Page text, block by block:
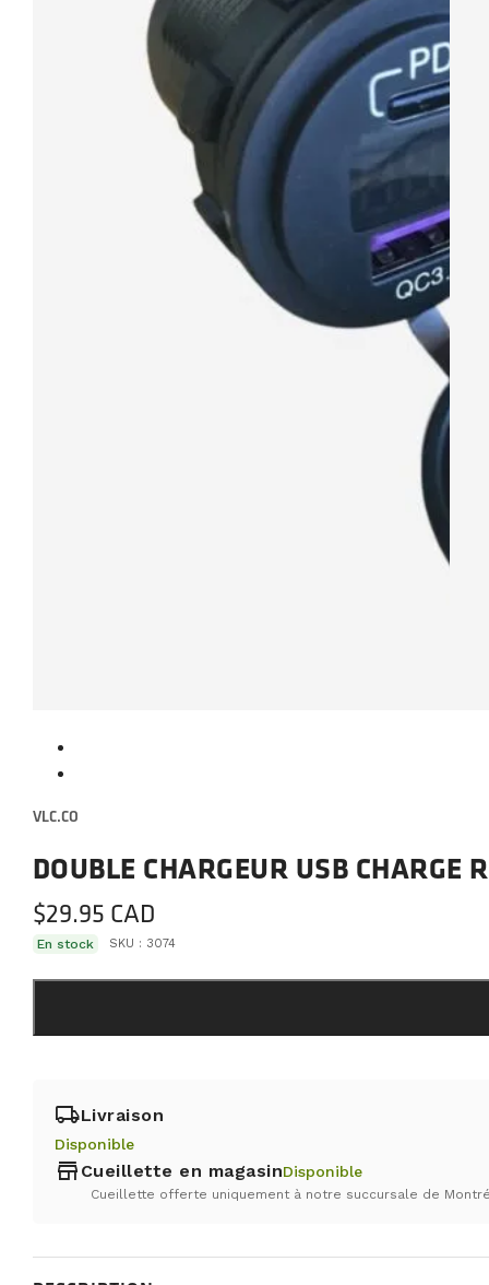
VLC.CO
DOUBLE CHARGEUR USB
$29.95
En stock SKU : 3074
local_shippingLivraison
Disponible
store Cueillette en magasinDisponible
Cueillette offerte uniquement à notre succursale de